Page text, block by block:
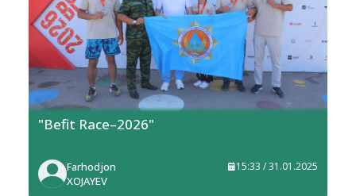
"Befit Race–2026"
Farhodjon
XOJAYEV
15:33 / 31.01.2025